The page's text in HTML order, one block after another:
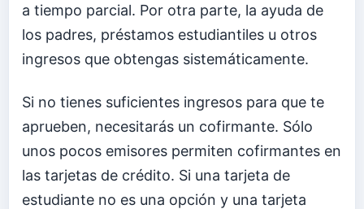
a tiempo parcial. Por otra parte, la ayuda de
los padres, préstamos estudiantiles u otros
ingresos que obtengas sistemáticamente.
Si no tienes suficientes ingresos para que te
aprueben, necesitarás un cofirmante. Sólo
unos pocos emisores permiten cofirmantes en
las tarjetas de crédito. Si una tarjeta de
estudiante no es una opción y una tarjeta